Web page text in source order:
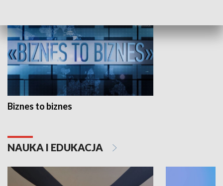
Biznes to biznes
NAUKA I EDUKACJA